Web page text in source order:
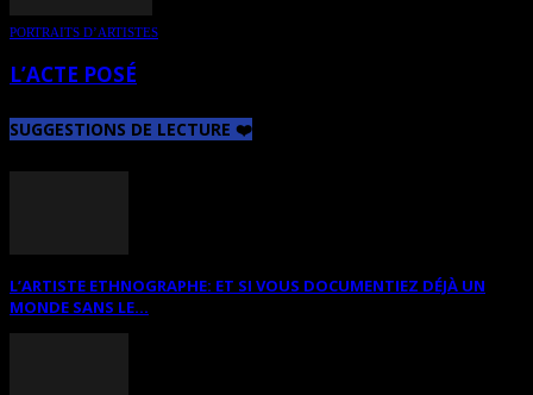
PORTRAITS D’ARTISTES
L’ACTE POSÉ
SUGGESTIONS DE LECTURE ❤️
L’ARTISTE ETHNOGRAPHE: ET SI VOUS DOCUMENTIEZ DÉJÀ UN
MONDE SANS LE...